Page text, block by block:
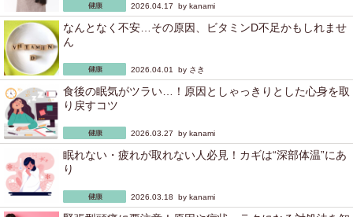
2026.04.17 by kanami
なんとなく不安…その原因、ビタミンD不足かもしれませ
ん
2026.04.01 by さき
食後の眠気がツラい…！原因としゃっきりとした心身を取
り戻すコツ
2026.03.27 by kanami
眠れない・疲れが取れない人必見！カギは“深部体温”にあ
り
2026.03.18 by kanami